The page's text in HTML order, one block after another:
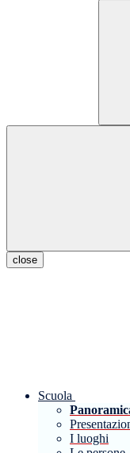
close
Scuola
I luoghi